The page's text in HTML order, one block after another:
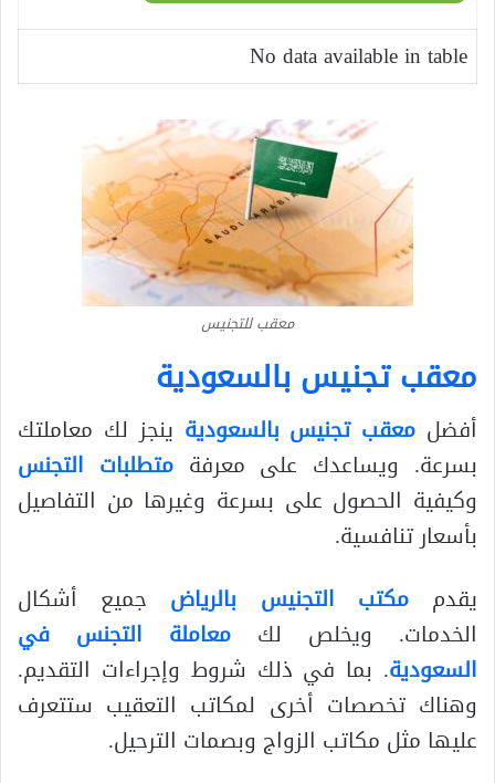
No data available in table
معقب للتجنيس
معقب تجنيس بالسعودية
أفضل معقب تجنيس بالسعودية ينجز لك معاملتك
بسرعة. ويساعدك على معرفة متطلبات التجنس
وكيفية الحصول على بسرعة وغيرها من التفاصيل
بأسعار تنافسية.
يقدم
مكتب التجنيس بالرياض
جميع أشكال
الخدمات. ويخلص لك معاملة التجنس في
السعودية. بما في ذلك شروط وإجراءات التقديم.
وهناك تخصصات أخرى لمكاتب التعقيب ستتعرف
عليها مثل مكاتب الزواج وبصمات الترحيل.